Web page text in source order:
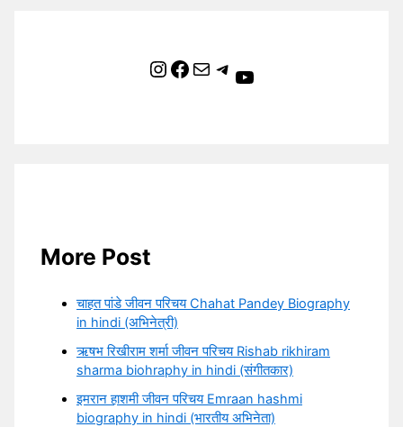
Instagram Facebook Mail Telegram YouTube
More Post
चाहत पांडे जीवन परिचय Chahat Pandey Biography
in hindi (अभिनेत्री)
ऋषभ रिखीराम शर्मा जीवन परिचय Rishab rikhiram
sharma biohraphy in hindi (संगीतकार)
इमरान हाशमी जीवन परिचय Emraan hashmi
biography in hindi (भारतीय अभिनेता)